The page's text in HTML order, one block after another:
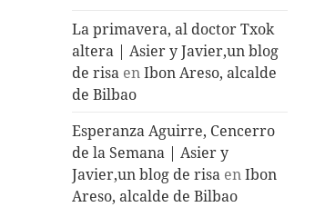
La primavera, al doctor Txok
altera | Asier y Javier,un blog
de risa enIbon Areso, alcalde
de Bilbao
Esperanza Aguirre, Cencerro
de la Semana | Asier y
Javier,un blog de risa enIbon
Areso, alcalde de Bilbao